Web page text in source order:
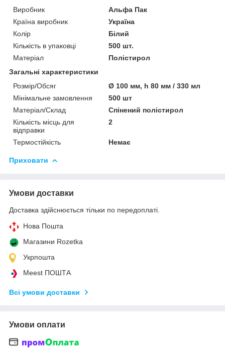
Виробник
Альфа Пак
Країна виробник
Україна
Колір
Білий
Кількість в упаковці
500 шт.
Матеріал
Полістирол
Загальні характеристики
Розмір/Обсяг
Ø 100 мм, h 80 мм / 330 мл
Мінімальне замовлення
500 шт
Матеріал/Склад
Спінений полістирол
Кількість місць для
відправки
2
Термостійкість Немає
Приховати
Умови доставки
Доставка здійснюється тільки по передоплаті.
Нова Пошта
Магазини Rozetka
Укрпошта
Meest ПОШТА
Всі умови доставки
Умови оплати